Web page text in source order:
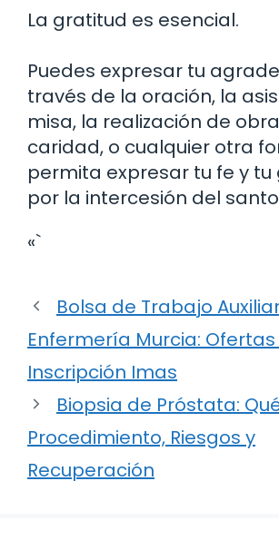
La gratitud es esencial.
Puedes expresar tu
través de la oración, la
misa, la realización de
caridad, o cualquier otra
permita expresar tu fe y
por la intercesión del
«`
Bolsa de Trabajo
Enfermería Murcia: Ofertas
Inscripción Imas
Biopsia de Próstata:
Procedimiento, Riesgos y
Recuperación